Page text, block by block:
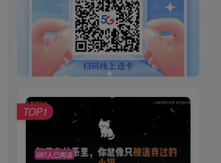
597人已阅读
TOP1